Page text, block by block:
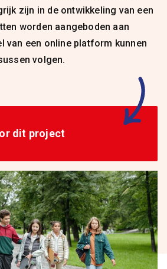
zijn in de ontwikkeling van een
worden aangeboden aan
van een online platform kunnen
volgen.
dit project